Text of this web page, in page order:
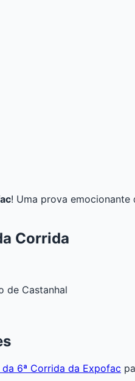
! Uma prova
Corrida
de Castanhal
6ª Corrida da Expofac